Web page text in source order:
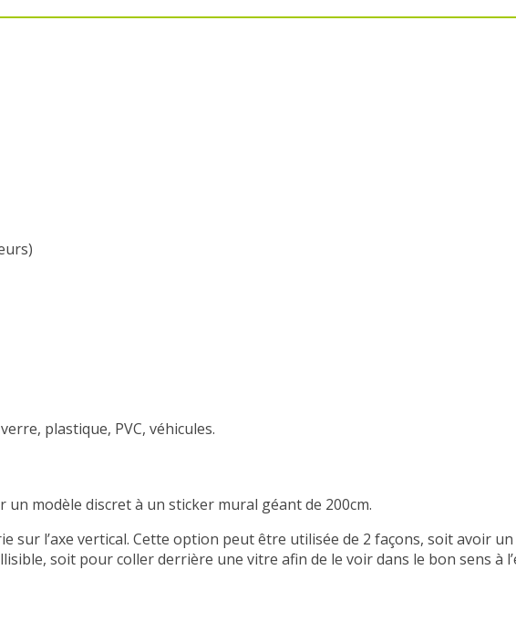
plastique, PVC, véhicules.
modèle discret à un sticker mural géant de 200cm.
sur l’axe vertical. Cette option peut être utilisée de 2 façons, soit avoir
soit pour coller derrière une vitre afin de le voir dans le bon sens à